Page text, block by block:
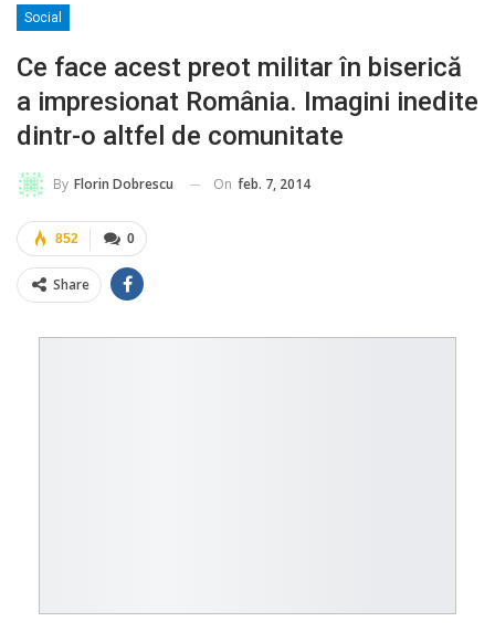
Social
Ce face acest preot militar în biserică
a impresionat România. Imagini inedite
dintr-o altfel de comunitate
By Florin Dobrescu On feb. 7, 2014
0
852
Share